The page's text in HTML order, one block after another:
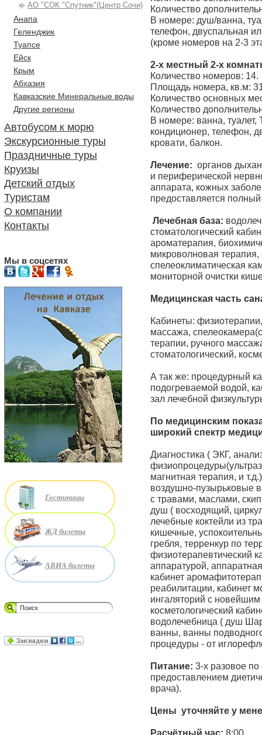
АО "СОК "Спутник"(Центр Сочи)
Анапа
Геленджик
Туапсе
Ейск
Крым
Абхазия
Кавказские Минеральные воды
Другие регионы
Автобусом к морю
Экскурсионные туры
Праздничные туры
Круизы
Детский отдых
Туристам
О компании
Контакты
Мы в соцсетях
Гостиницы
ЖД билеты
АВИА билеты
Количество
В номере: душ/ванна,
телефон, двуспальная
(кроме номеров на 2-3
2-х местный 2-х
Количество номеров: 14.
Площадь номера, кв.м:
Количество основных
Количество
В номере: ванна,
кондиционер, телефон,
кровати, балкон.
Лечение: органов
и периферической
аппарата, кожных
предоставляется
Лечебная база:
стоматологический
ароматерапия,
микроволновая
спелеоклиматическая
мониторной очистки
Медицинская часть
Кабинеты:
массажа,
терапии, ручного
стоматологический,
А так же: процедурный
подогреваемой водой,
зал лечебной
По медицинским
широкий спектр
Диагностика ( ЭКГ,
магнитная терапия, и
воздушно-пузырьковые
с травами, маслами,
душ ( восходящий,
лечебные коктейли из
кишечные,
гребля, терренкур по
физиотерапевтический
аппаратурой,
кабинет
реабилитации, кабинет
ингаляторий с
косметологический
водолечебница ( душ
ванны, ванны
процедуры - от
Питание: 3-х разовое
предоставлением
врача).
Цены уточняйте у
Расчётный час: 8:00.